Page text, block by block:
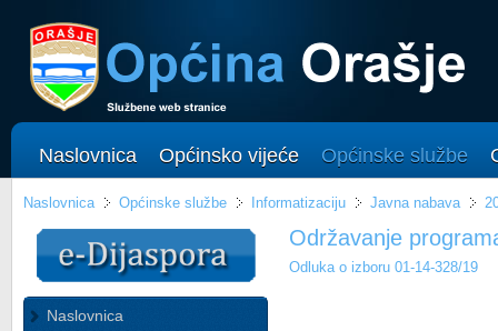
Naslovnica Općinsko vijeće Općinske službe
Naslovnica Općinske službe Informatizaciju Javna nabava
Naslovnica
Održavanje
Odluka o izboru 01-14-328/19